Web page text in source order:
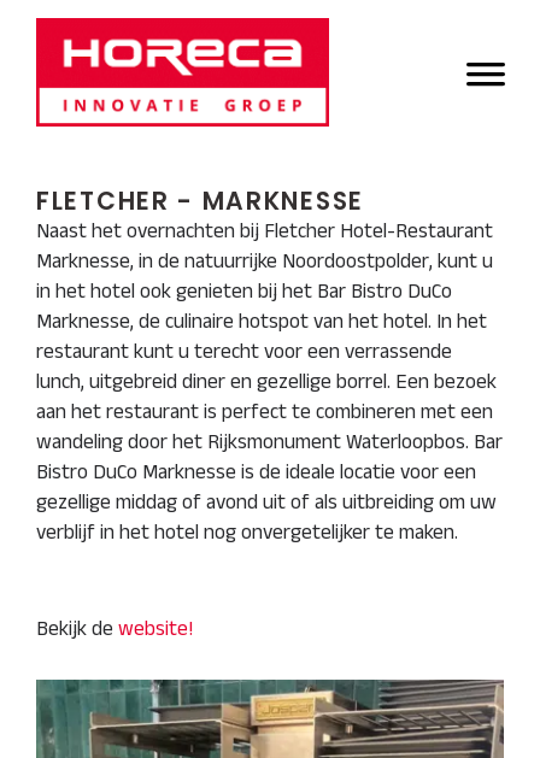
Door
naar
de
hoofd
Horeca Innovatie
Groep
Header
FLETCHER - MARKNESSE
Naast het overnachten bij Fletcher Hotel-Restaurant
Marknesse, in de natuurrijke Noordoostpolder, kunt u
in het hotel ook genieten bij het Bar Bistro DuCo
Marknesse, de culinaire hotspot van het hotel. In het
restaurant kunt u terecht voor een verrassende
lunch, uitgebreid diner en gezellige borrel. Een bezoek
aan het restaurant is perfect te combineren met een
wandeling door het Rijksmonument Waterloopbos. Bar
Bistro DuCo Marknesse is de ideale locatie voor een
gezellige middag of avond uit of als uitbreiding om uw
verblijf in het hotel nog onvergetelijker te maken.
Bekijk de website!